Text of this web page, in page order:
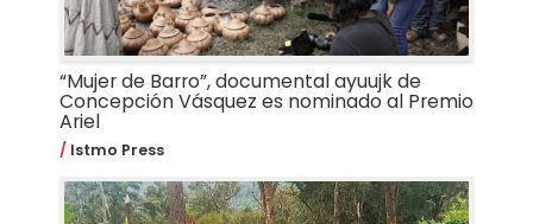
“Mujer de Barro”, documental ayuujk de
Concepción Vásquez es nominado al Premio
Ariel
Istmo Press